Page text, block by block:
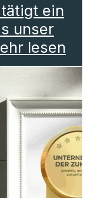
ein
unser
lesen